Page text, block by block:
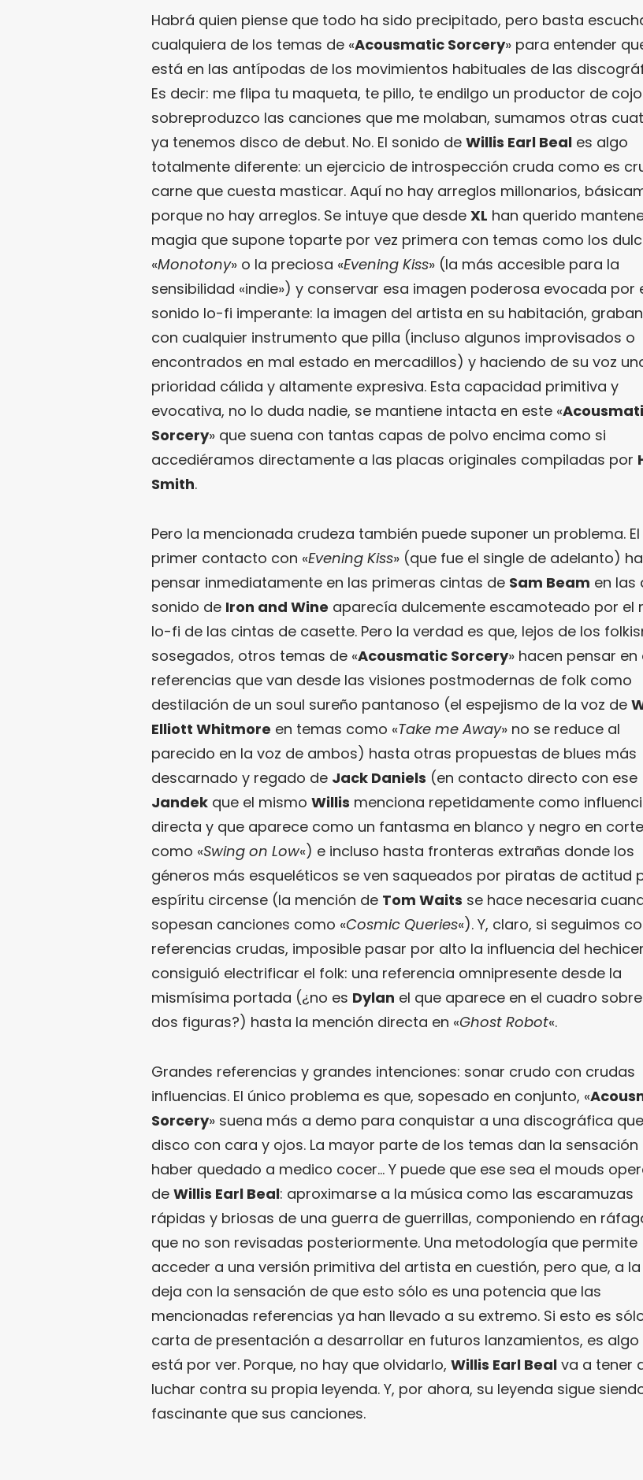
Habrá quien piense que todo ha sido precipitado, pero basta
cualquiera de los temas de «Acousmatic Sorcery» para entender
está en las antípodas de los movimientos habituales de las
Es decir: me flipa tu maqueta, te pillo, te endilgo un productor de
sobreproduzco las canciones que me molaban, sumamos otras
ya tenemos disco de debut. No. El sonido de Willis Earl Beal es algo
totalmente diferente: un ejercicio de introspección cruda como es
carne que cuesta masticar. Aquí no hay arreglos millonarios,
porque no hay arreglos. Se intuye que desde XL han querido
magia que supone toparte por vez primera con temas como los
«Monotony» o la preciosa «Evening Kiss» (la más accesible para la
sensibilidad «indie») y conservar esa imagen poderosa evocada por
sonido lo-fi imperante: la imagen del artista en su habitación,
con cualquier instrumento que pilla (incluso algunos improvisados o
encontrados en mal estado en mercadillos) y haciendo de su voz
prioridad cálida y altamente expresiva. Esta capacidad primitiva y
evocativa, no lo duda nadie, se mantiene intacta en este «
Sorcery» que suena con tantas capas de polvo encima como si
accediéramos directamente a las placas originales compiladas por
Smith.
Pero la mencionada crudeza también puede suponer un problema. El
primer contacto con «Evening Kiss» (que fue el single de adelanto)
pensar inmediatamente en las primeras cintas de Sam Beam en las
sonido de Iron and Wine aparecía dulcemente escamoteado por el
lo-fi de las cintas de casette. Pero la verdad es que, lejos de los
sosegados, otros temas de «Acousmatic Sorcery» hacen pensar
referencias que van desde las visiones postmodernas de folk como
destilación de un soul sureño pantanoso (el espejismo de la voz de
Elliott Whitmore en temas como «Take me Away» no se reduce al
parecido en la voz de ambos) hasta otras propuestas de blues más
descarnado y regado de Jack Daniels (en contacto directo con ese
Jandek que el mismo Willis menciona repetidamente como
directa y que aparece como un fantasma en blanco y negro en
como «Swing on Low«) e incluso hasta fronteras extrañas donde los
géneros más esqueléticos se ven saqueados por piratas de actitud
espíritu circense (la mención de Tom Waits se hace necesaria
sopesan canciones como «Cosmic Queries«). Y, claro, si seguimos
referencias crudas, imposible pasar por alto la influencia del
consiguió electrificar el folk: una referencia omnipresente desde la
mismísima portada (¿no es Dylan el que aparece en el cuadro
dos figuras?) hasta la mención directa en «Ghost Robot«.
Grandes referencias y grandes intenciones: sonar crudo con crudas
influencias. El único problema es que, sopesado en conjunto, «
Sorcery» suena más a demo para conquistar a una discográfica
disco con cara y ojos. La mayor parte de los temas dan la sensación
haber quedado a medico cocer… Y puede que ese sea el mouds
de Willis Earl Beal: aproximarse a la música como las escaramuzas
rápidas y briosas de una guerra de guerrillas, componiendo en
que no son revisadas posteriormente. Una metodología que permite
acceder a una versión primitiva del artista en cuestión, pero que, a la
deja con la sensación de que esto sólo es una potencia que las
mencionadas referencias ya han llevado a su extremo. Si esto es
carta de presentación a desarrollar en futuros lanzamientos, es algo
está por ver. Porque, no hay que olvidarlo, Willis Earl Beal va a tener
luchar contra su propia leyenda. Y, por ahora, su leyenda sigue
fascinante que sus canciones.